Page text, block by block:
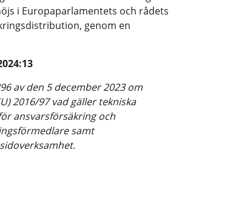
i Europaparlamentets och rådets
genom en
av den 5 december 2023 om
2016/97 vad gäller tekniska
ansvarsförsäkring och
samt